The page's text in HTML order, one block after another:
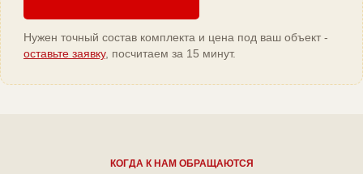
Нужен точный состав комплекта и цена под ваш объект -
оставьте заявку, посчитаем за 15 минут.
КОГДА К НАМ ОБРАЩАЮТСЯ